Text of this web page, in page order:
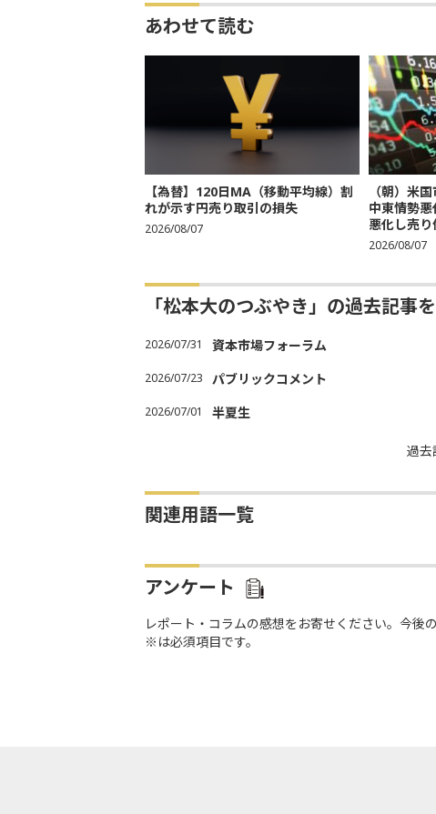
あわせて読む
【為替】120日MA（移動平均線）割
れが示す円売り取引の損失
2026/08/07
（朝）米
中東情勢
悪化し売り
2026/08/07
「松本大のつぶやき」の過去記事
2026/07/31 資本市場フォーラム
2026/07/23 パブリックコメント
2026/07/01 半夏生
過去
関連用語一覧
アンケート
レポート・コラムの感想をお寄せください。今後
※は必須項目です。